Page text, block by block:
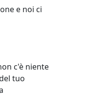
e noi ci
c'è niente
tuo